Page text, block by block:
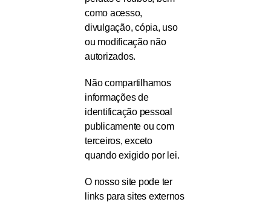
como acesso,
divulgação, cópia, uso
ou modificação não
autorizados.
Não compartilhamos
informações de
identificação pessoal
publicamente ou com
terceiros, exceto
quando exigido por lei.
O nosso site pode ter
links para sites externos